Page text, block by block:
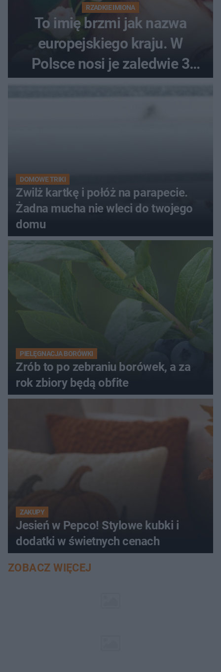
RZADKIE IMIONA
To imię brzmi jak nazwa
europejskiego kraju. W
Polsce nosi je zaledwie 3
DOMOWE TRIKI
Zwilż kartkę i połóż na parapecie.
Żadna mucha nie wleci do twojego
domu
PIELĘGNACJA BORÓWKI
Zrób to po zebraniu borówek, a za
rok zbiory będą obfite
ZAKUPY
Jesień w Pepco! Stylowe kubki i
dodatki w świetnych cenach
ZOBACZ WIĘCEJ